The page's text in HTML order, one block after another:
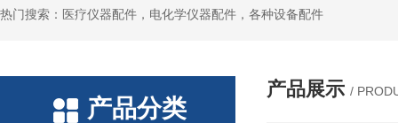
热门搜索：医疗仪器配件，电化学仪器配件，各种设备配件
产品分类
产品展示 /